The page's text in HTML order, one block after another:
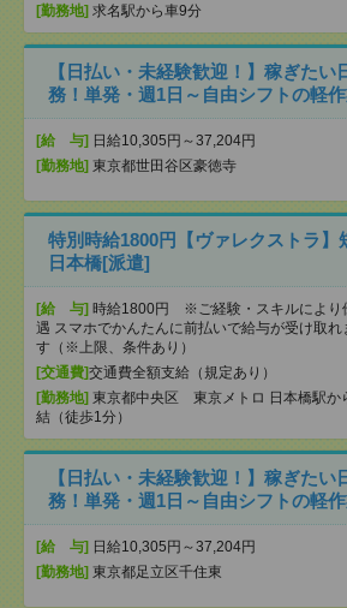
[勤務地] 求名駅から車9分
【日払い・未経験歓迎！】稼ぎたい
務！単発・週1日～自由シフトの軽
[給 与] 日給10,305円～37,204円
[勤務地] 東京都世田谷区豪徳寺
特別時給1800円【ヴァレクストラ
日本橋[派遣]
[給 与] 時給1800円 ※ご経験・スキルにより
遇 スマホでかんたんに前払いで給与が受け取れ
す（※上限、条件あり）
[交通費]交通費全額支給（規定あり）
[勤務地] 東京都中央区 東京メトロ 日本橋駅か
結（徒歩1分）
【日払い・未経験歓迎！】稼ぎたい
務！単発・週1日～自由シフトの軽
[給 与] 日給10,305円～37,204円
[勤務地] 東京都足立区千住東